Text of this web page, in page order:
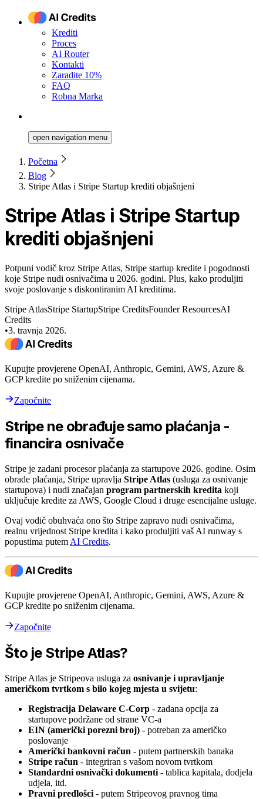
Krediti
Proces
AI Router
Kontakti
Zaradite 10%
FAQ
Robna Marka
open navigation menu
Početna
Blog
Stripe Atlas i Stripe Startup krediti objašnjeni
Stripe Atlas i Stripe Startup
krediti objašnjeni
Potpuni vodič kroz Stripe Atlas, Stripe startup kredite i pogodnosti
koje Stripe nudi osnivačima u 2026. godini. Plus, kako produljiti
svoje poslovanje s diskontiranim AI kreditima.
Stripe AtlasStripe StartupStripe CreditsFounder ResourcesAI
Credits
•3. travnja 2026.
Kupujte provjerene OpenAI, Anthropic, Gemini, AWS, Azure &
GCP kredite po sniženim cijenama.
Započnite
Stripe ne obrađuje samo plaćanja -
financira osnivače
Stripe je zadani procesor plaćanja za startupove 2026. godine. Osim
obrade plaćanja, Stripe upravlja Stripe Atlas (usluga za osnivanje
startupova) i nudi značajan program partnerskih kredita koji
uključuje kredite za AWS, Google Cloud i druge esencijalne usluge.
Ovaj vodič obuhvaća ono što Stripe zapravo nudi osnivačima,
realnu vrijednost Stripe kredita i kako produljiti vaš AI runway s
popustima putem AI Credits.
Kupujte provjerene OpenAI, Anthropic, Gemini, AWS, Azure &
GCP kredite po sniženim cijenama.
Započnite
Što je Stripe Atlas?
Stripe Atlas je Stripeova usluga za osnivanje i upravljanje
američkom tvrtkom s bilo kojeg mjesta u svijetu:
Registracija Delaware C-Corp - zadana opcija za
startupove podržane od strane VC-a
EIN (američki porezni broj) - potreban za američko
poslovanje
Američki bankovni račun - putem partnerskih banaka
Stripe račun - integriran s vašom novom tvrtkom
Standardni osnivački dokumenti - tablica kapitala, dodjela
udjela, itd.
Pravni predlošci - putem Stripeovog pravnog tima